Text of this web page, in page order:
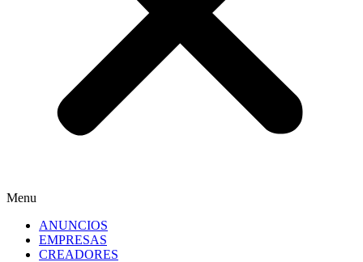
Menu
ANUNCIOS
EMPRESAS
CREADORES